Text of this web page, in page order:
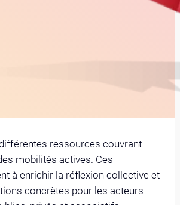
ressources couvrant
mobilités actives. Ces
à enrichir la réflexion collective et
concrètes pour les acteurs